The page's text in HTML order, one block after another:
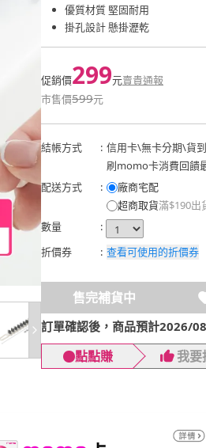
優質材質 堅固耐用
掛孔設計 懸掛瀝乾
促銷價299元賣貴通報
市售價599元
結帳方式 : 信用卡\無卡分期\貨
刷momo卡消費回饋
配送方式
:
廠商宅配
超商取貨滿$190出
數量
:
折價券
: 查看可使用的折價券
售完補貨中
訂單確認後，商品預計2026/
點點賺 我要